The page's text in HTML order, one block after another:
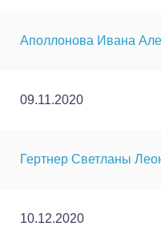
Аполлонова Ивана
09.11.2020
Гертнер Светланы
10.12.2020